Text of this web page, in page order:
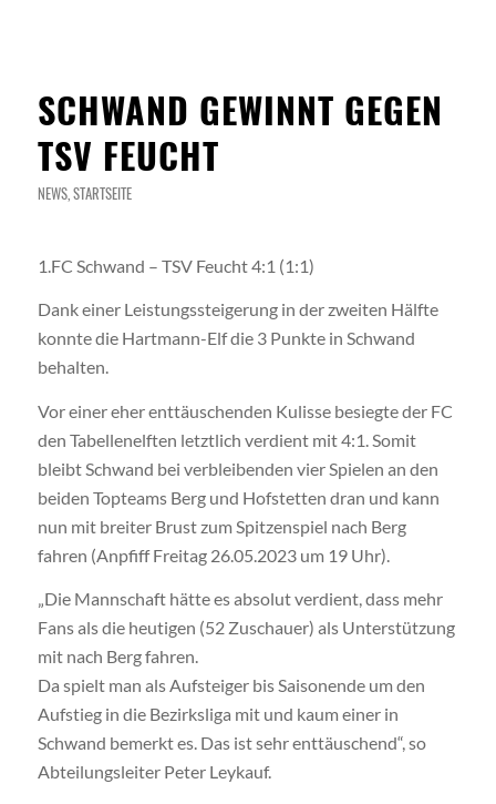
SCHWAND GEWINNT GEGEN
TSV FEUCHT
NEWS,STARTSEITE
1.FC Schwand – TSV Feucht 4:1 (1:1)
Dank einer Leistungssteigerung in der zweiten Hälfte
konnte die Hartmann-Elf die 3 Punkte in Schwand
behalten.
Vor einer eher enttäuschenden Kulisse besiegte der FC
den Tabellenelften letztlich verdient mit 4:1. Somit
bleibt Schwand bei verbleibenden vier Spielen an den
beiden Topteams Berg und Hofstetten dran und kann
nun mit breiter Brust zum Spitzenspiel nach Berg
fahren (Anpfiff Freitag 26.05.2023 um 19 Uhr).
„Die Mannschaft hätte es absolut verdient, dass mehr
Fans als die heutigen (52 Zuschauer) als Unterstützung
mit nach Berg fahren.
Da spielt man als Aufsteiger bis Saisonende um den
Aufstieg in die Bezirksliga mit und kaum einer in
Schwand bemerkt es. Das ist sehr enttäuschend“, so
Abteilungsleiter Peter Leykauf.